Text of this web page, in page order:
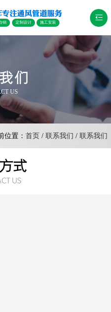
专注通风管道服务
销 定制设计 施工安装
们
US
位置： 首页 / 联系我们 / 联系我们
式
US